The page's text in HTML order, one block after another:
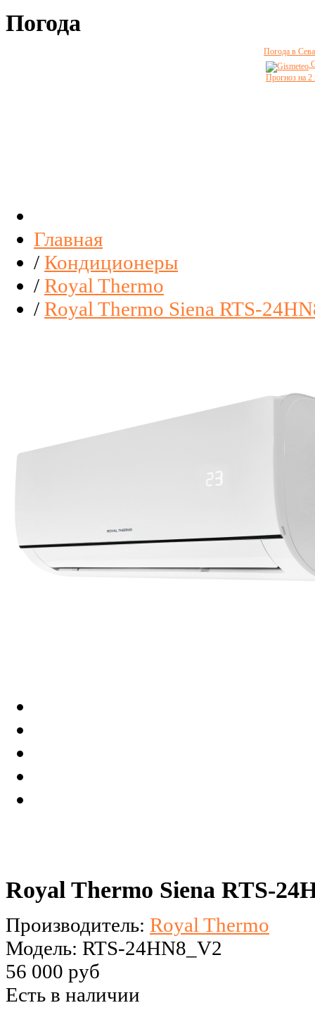
Погода
Погода в
Прогноз на 2
Главная
/ Кондиционеры
/ Royal Thermo
/ Royal Thermo Siena RTS-
Royal Thermo Siena RTS-
Производитель: Royal Thermo
Модель: RTS-24HN8_V2
56 000 руб
Есть в наличии